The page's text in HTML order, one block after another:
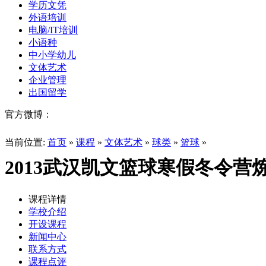
学历文凭
外语培训
电脑/IT培训
小语种
中小学幼儿
文体艺术
企业管理
出国留学
官方微博：
当前位置: 首页 » 课程 » 文体艺术 » 球类 » 篮球 »
2013武汉凯文篮球寒假冬令营
课程详情
学校介绍
开设课程
新闻中心
联系方式
课程点评